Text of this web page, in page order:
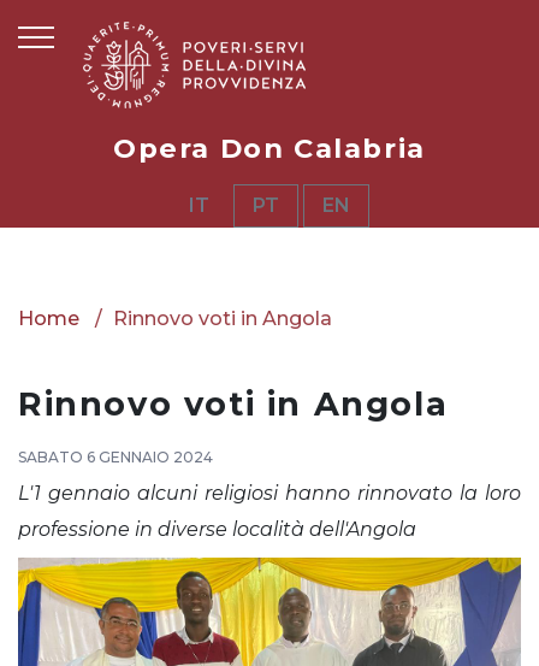
Opera Don Calabria
IT PT EN
Home Rinnovo voti in Angola
Rinnovo voti in Angola
SABATO 6 GENNAIO 2024
L'1 gennaio alcuni religiosi hanno rinnovato la loro
professione in diverse località dell'Angola